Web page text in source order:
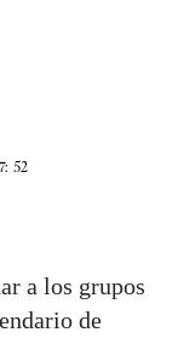
52
a los grupos
de